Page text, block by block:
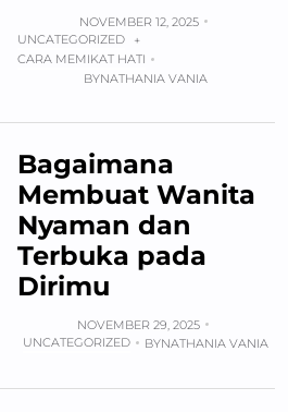
NOVEMBER 12, 2025
UNCATEGORIZED
+
CARA MEMIKAT HATI
BYNATHANIA VANIA
Bagaimana
Membuat Wanita
Nyaman dan
Terbuka pada
Dirimu
NOVEMBER 29, 2025
UNCATEGORIZED
BYNATHANIA VANIA